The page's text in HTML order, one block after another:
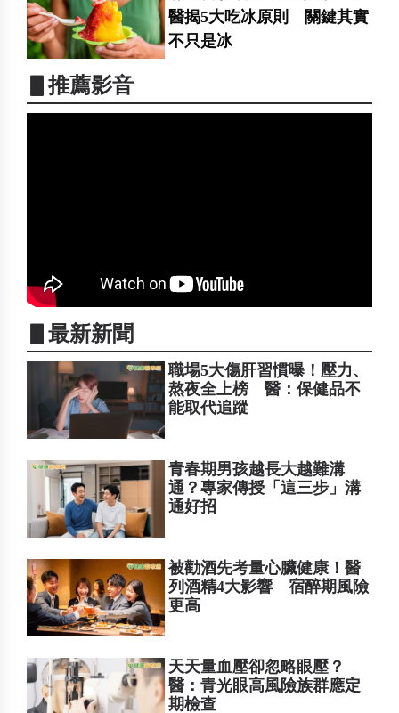
醫揭5大吃冰原則 關鍵其實
不只是冰
▋推薦影音
▋最新新聞
職場5大傷肝習慣曝！壓力、
熬夜全上榜 醫：保健品不
能取代追蹤
青春期男孩越長大越難溝
通？專家傳授「這三步」溝
通好招
被勸酒先考量心臟健康！醫
列酒精4大影響 宿醉期風險
更高
天天量血壓卻忽略眼壓？
醫：青光眼高風險族群應定
期檢查